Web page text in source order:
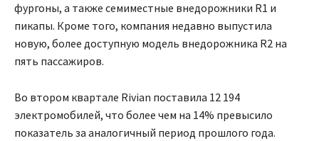
фургоны, а также семиместные внедорожники R1 и
пикапы. Кроме того, компания недавно выпустила
новую, более доступную модель внедорожника R2 на
пять пассажиров.
Во втором квартале Rivian поставила 12 194
электромобилей, что более чем на 14% превысило
показатель за аналогичный период прошлого года.